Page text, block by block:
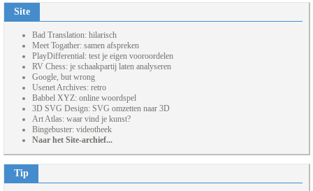
Site
Bad Translation: hilarisch
Meet Togather: samen afspreken
PlayDifferential: test je eigen vooroordelen
RV Chess: je schaakpartij laten analyseren
Google, but wrong
Usenet Archives: retro
Babbel XYZ: online woordspel
3D SVG Design: SVG omzetten naar 3D
Art Atlas: waar vind je kunst?
Bingebuster: videotheek
Naar het Site-archief...
Tip